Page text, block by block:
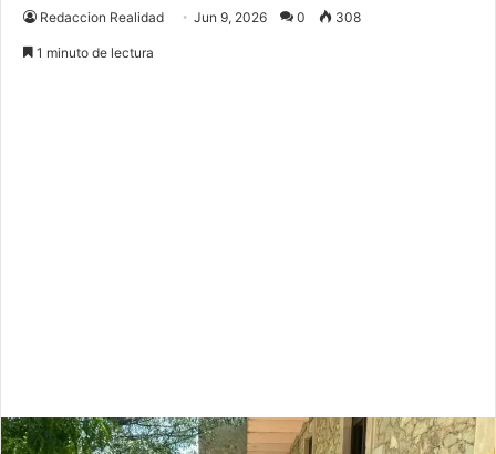
Redaccion Realidad Jun 9, 2026 0 308
1 minuto de lectura